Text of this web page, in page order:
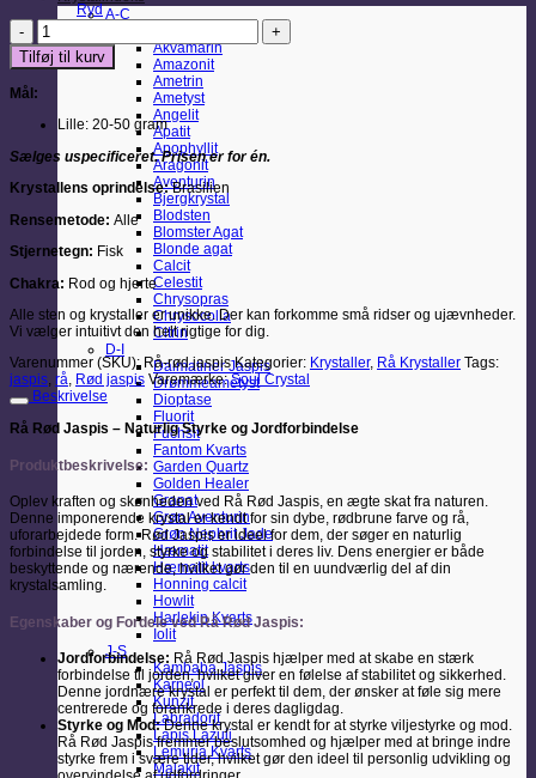
A-C
Akvamarin
Amazonit
Ametrin
Ametyst
Angelit
Apatit
Apophyllit
Aragonit
Aventurin
Bjergkrystal
Blodsten
Blomster Agat
Blonde agat
Calcit
Celestit
Chrysopras
Chrysocolla
Citrin
D-I
Dalmatiner Jaspis
Drømmeametyst
Dioptase
Fluorit
Fuchsit
Fantom Kvarts
Garden Quartz
Golden Healer
Granat
Grøn Aventurin
Grøn Nephrit Jade
Hæmatit
Hæmatit kvarts
Honning calcit
Howlit
Harlekin Kvarts
Iolit
J-S
Kambaba Jaspis
Karneol
Kunzit
Labradorit
Lapis Lazuli
Lemuria Kvarts
Malakit
Ryd
Rå
Rød
Jaspis
Tilføj til kurv
Mål:
Lille: 20-50 gram
Sælges uspecificeret. Prisen er for én.
Krystallens oprindelse:Brasilien
Rensemetode: Alle
Stjernetegn: Fisk
Chakra: Rod og hjerte
Alle sten og krystaller er unikke. Der kan forkomme små ridser og ujævnheder.
Vi vælger intuitivt den helt rigtige for dig.
Varenummer (SKU): Rå-rød jaspis Kategorier: Krystaller, Rå Krystaller Tags:
jaspis, rå, Rød jaspis Varemærke:Soul Crystal
Beskrivelse
Rå Rød Jaspis – Naturlig Styrke og Jordforbindelse
Produktbeskrivelse:
Oplev kraften og skønheden ved Rå Rød Jaspis, en ægte skat fra naturen.
Denne imponerende krystal er kendt for sin dybe, rødbrune farve og rå,
uforarbejdede form. Rød Jaspis er ideel for dem, der søger en naturlig
forbindelse til jorden, styrke og stabilitet i deres liv. Dens energier er både
beskyttende og nærende, hvilket gør den til en uundværlig del af din
krystalsamling.
Egenskaber og Fordele ved Rå Rød Jaspis:
Jordforbindelse: Rå Rød Jaspis hjælper med at skabe en stærk
forbindelse til jorden, hvilket giver en følelse af stabilitet og sikkerhed.
Denne jordnære krystal er perfekt til dem, der ønsker at føle sig mere
centrerede og forankrede i deres dagligdag.
Styrke og Mod:Denne krystal er kendt for at styrke viljestyrke og mod.
Rå Rød Jaspis fremmer beslutsomhed og hjælper med at bringe indre
styrke frem i svære tider, hvilket gør den ideel til personlig udvikling og